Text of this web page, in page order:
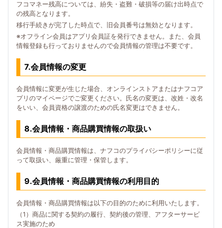
フコマネー残高については、紛失・盗難・破損等の届け出時点で
の残高となります。
移行手続きが完了した時点で、旧会員番号は無効となります。
※オフライン会員はアプリ会員証を発行できません。また、会員
情報登録も行っておりませんので会員情報の管理は不要です。
7.会員情報の変更
会員情報に変更が生じた場合、オンラインストアまたはナフコア
プリのマイページでご変更ください。氏名の変更は、改姓・改名
をいい、会員資格の譲渡のための氏名変更はできません。
8.会員情報・商品購買情報の取扱い
会員情報・商品購買情報は、ナフコのプライバシーポリシーに従
って取扱い、厳重に管理・保管します。
9.会員情報・商品購買情報の利用目的
会員情報・商品購買情報は以下の目的のために利用いたします。
（1）商品に関する契約の履行、契約後の管理、アフターサービ
ス実施のため